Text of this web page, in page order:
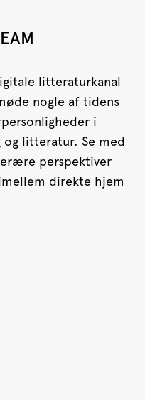
litteraturkanal
nogle af tidens
i
litteratur. Se med
perspektiver
direkte hjem